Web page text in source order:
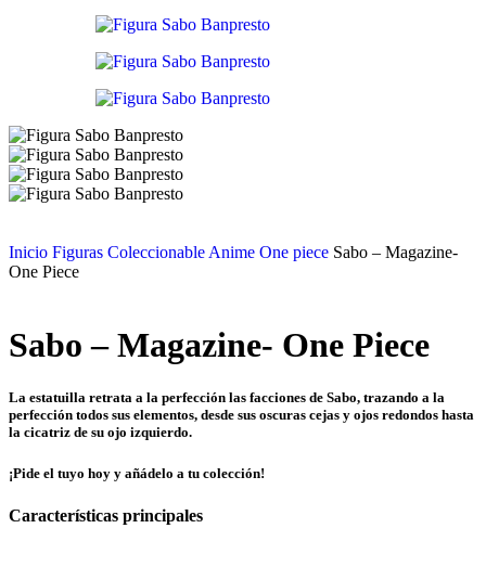
Inicio Figuras Coleccionable Anime One piece Sabo – Magazine-
One Piece
Sabo – Magazine- One Piece
La estatuilla retrata a la perfección las facciones de Sabo, trazando a la
perfección todos sus elementos, desde sus oscuras cejas y ojos redondos hasta
la cicatriz de su ojo izquierdo.
¡Pide el tuyo hoy y añádelo a tu colección!
Características principales